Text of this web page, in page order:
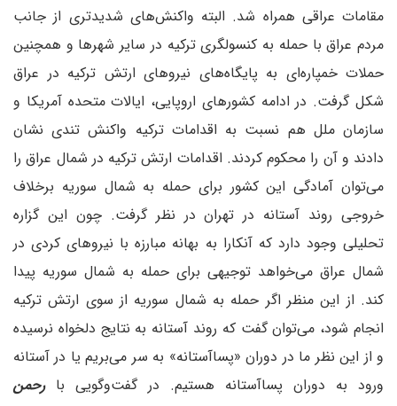
مقامات عراقی همراه شد. البته واکنش‌های شدیدتری از جانب
مردم عراق با حمله به کنسولگری ترکیه در سایر شهرها و همچنین
حملات خمپاره‌ای به پایگاه‌های نیروهای ارتش ترکیه در عراق
شکل گرفت. در ادامه کشورهای اروپایی، ایالات متحده آمریکا و
سازمان ملل هم نسبت به اقدامات ترکیه واکنش تندی نشان
دادند و آن را محکوم کردند. اقدامات ارتش ترکیه در شمال عراق را
می‌توان آمادگی این کشور برای حمله به شمال سوریه برخلاف
خروجی روند آستانه در تهران در نظر گرفت. چون این گزاره
تحلیلی وجود دارد که آنکارا به بهانه مبارزه با نیروهای کردی در
شمال عراق می‌خواهد توجیهی برای حمله به شمال سوریه پیدا
کند. از این منظر اگر حمله به شمال سوریه از سوی ارتش ترکیه
انجام شود، می‌توان گفت که روند آستانه به نتایج دلخواه نرسیده
و از این نظر ما در دوران «پساآستانه» به سر می‌بریم یا در آستانه
ورود به دوران پساآستانه هستیم. در گفت‌وگویی بارحمن